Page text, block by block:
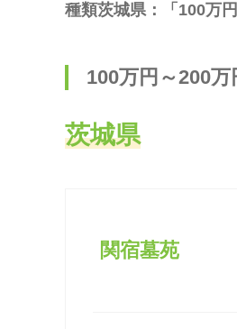
種類茨城県：「100万
100万円～200
茨城県
関宿墓苑